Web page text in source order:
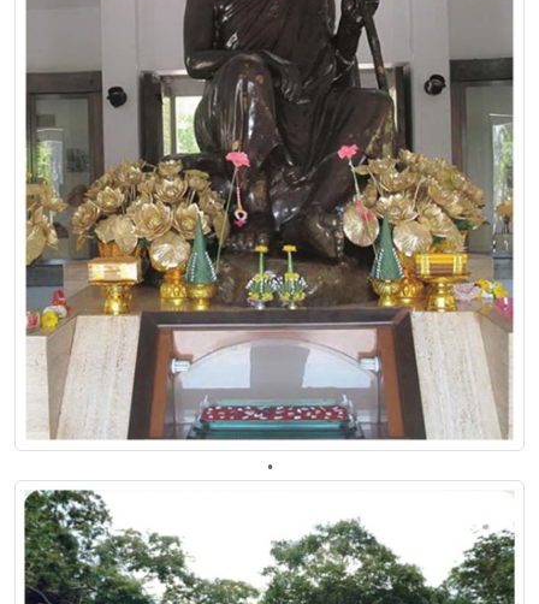
•